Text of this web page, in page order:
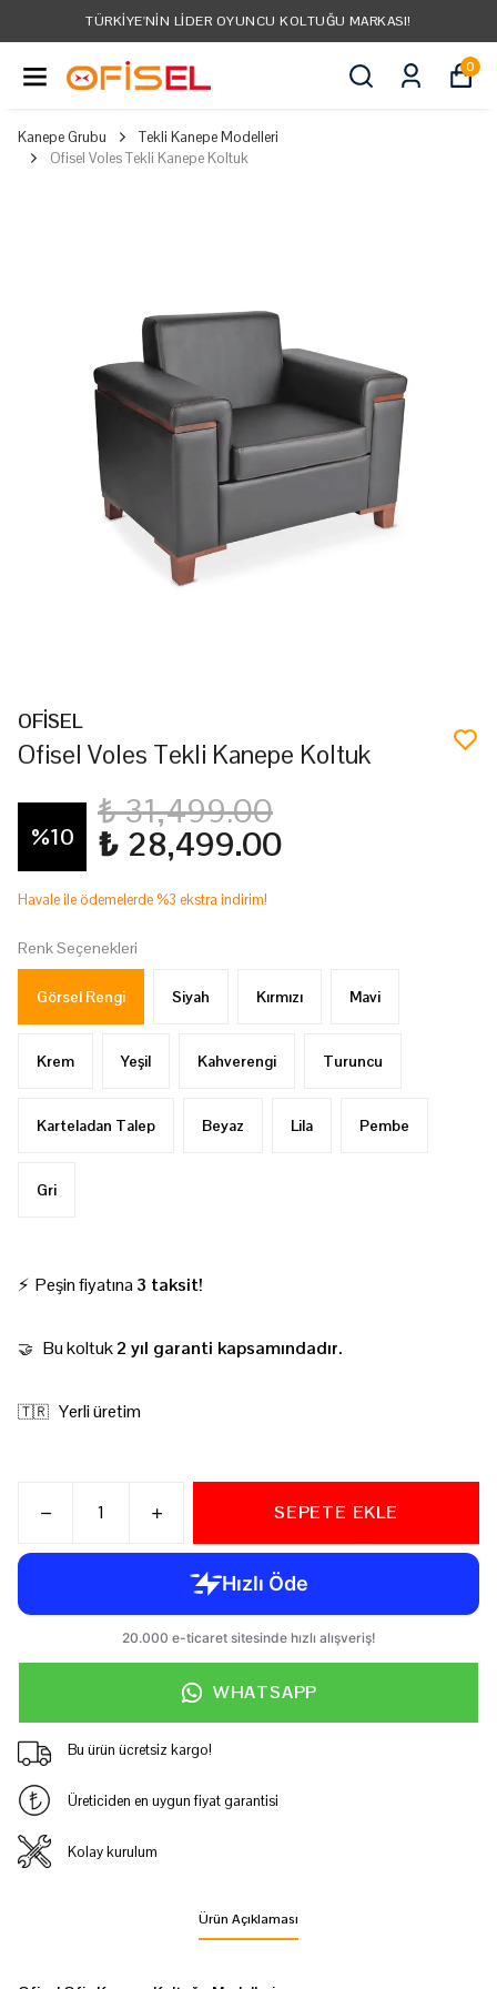
TÜRKIYE'NIN LIDER OYUNCU KOLTUĞU MARKASI!
0
Kanepe Grubu
Tekli Kanepe Modelleri
Ofisel Voles Tekli Kanepe Koltuk
OFİSEL
Ofisel Voles Tekli Kanepe Koltuk
%10
₺ 31,499.00
₺ 28,499.00
Havale ile ödemelerde %3 ekstra indirim!
Renk Seçenekleri
Görsel Rengi Siyah Kırmızı Mavi
Krem Yeşil Kahverengi Turuncu
Karteladan Talep Beyaz Lila Pembe
Gri
⚡ Peşin fiyatına 3 taksit!
🤝 Bu koltuk2 yıl garanti kapsamındadır.
🇹🇷 Yerli üretim
SEPETE EKLE
WHATSAPP
Bu ürün ücretsiz kargo!
Üreticiden en uygun fiyat garantisi
Kolay kurulum
Ürün Açıklaması